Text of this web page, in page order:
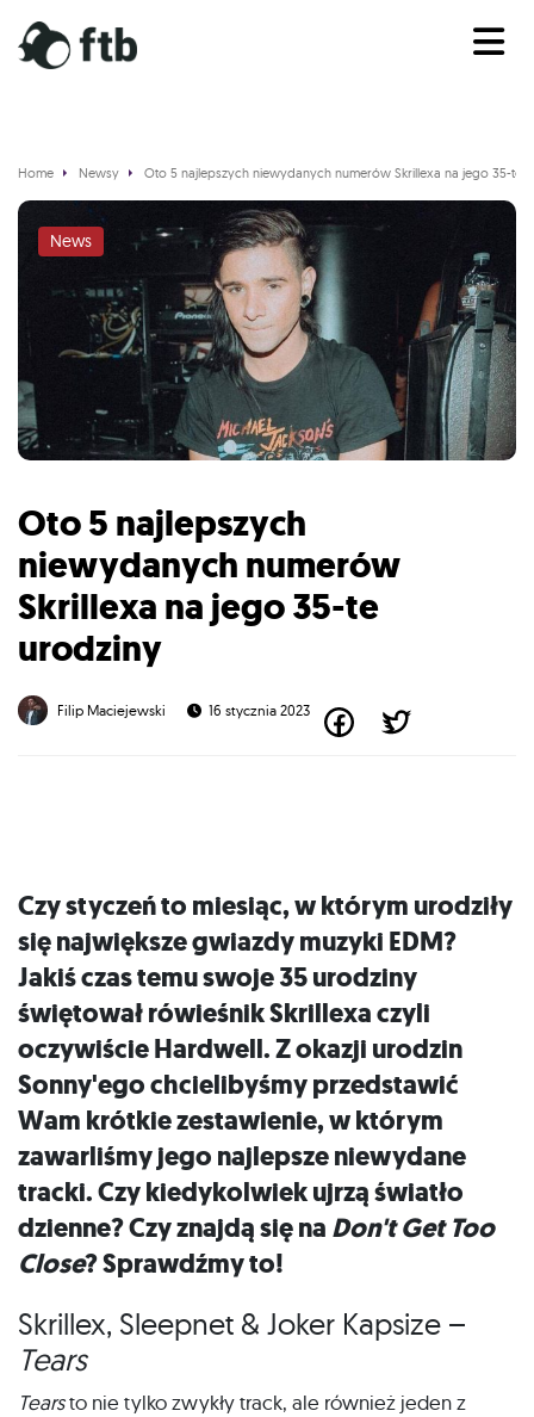
Home Newsy Oto 5 najlepszych niewydanych numerów Skrillexa na jego 35-te
News
Oto 5 najlepszych
niewydanych numerów
Skrillexa na jego 35-te
urodziny
Filip Maciejewski 16 stycznia 2023
Czy styczeń to miesiąc, w którym urodziły
się największe gwiazdy muzyki EDM?
Jakiś czas temu swoje 35 urodziny
świętował rówieśnik Skrillexa czyli
oczywiście Hardwell. Z okazji urodzin
Sonny'ego chcielibyśmy przedstawić
Wam krótkie zestawienie, w którym
zawarliśmy jego najlepsze niewydane
tracki. Czy kiedykolwiek ujrzą światło
dzienne? Czy znajdą się na Don't Get Too
Close? Sprawdźmy to!
Skrillex, Sleepnet & Joker Kapsize –
Tears
Tearsto nie tylko zwykły track, ale również jeden z